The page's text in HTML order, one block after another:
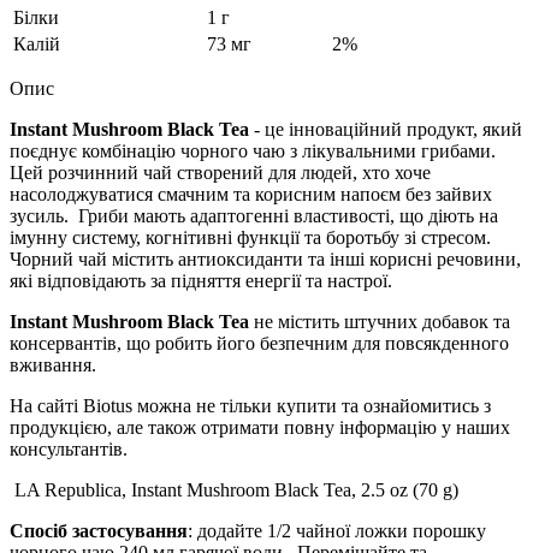
Білки
1 г
Калій
73 мг 2%
Опис
Instant Mushroom Black Tea - це інноваційний продукт, який
поєднує комбінацію чорного чаю з лікувальними грибами.
Цей розчинний чай створений для людей, хто хоче
насолоджуватися смачним та корисним напоєм без зайвих
зусиль. Гриби мають адаптогенні властивості, що діють на
імунну систему, когнітивні функції та боротьбу зі стресом.
Чорний чай містить антиоксиданти та інші корисні речовини,
які відповідають за підняття енергії та настрої.
Instant Mushroom Black Tea не містить штучних добавок та
консервантів, що робить його безпечним для повсякденного
вживання.
На сайті Biotus можна не тільки купити та ознайомитись з
продукцією, але також отримати повну інформацію у наших
консультантів.
LA Republica, Instant Mushroom Black Tea, 2.5 oz (70 g)
Спосіб застосування: додайте 1/2 чайної ложки порошку